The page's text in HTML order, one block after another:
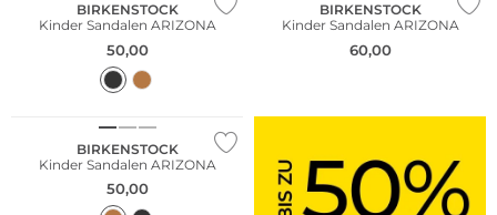
BIRKENSTOCK
Kinder Sandalen ARIZONA
50,00
BIRKENSTOCK
Kinder Sandalen ARIZONA
60,00
BIRKENSTOCK
Kinder Sandalen ARIZONA
50,00